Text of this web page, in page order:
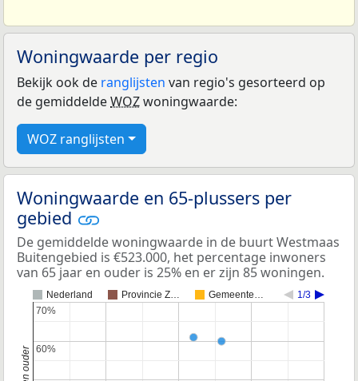
Woningwaarde per regio
Bekijk ook de ranglijsten van regio's gesorteerd op
de gemiddeldeWOZwoningwaarde:
WOZ ranglijsten
Woningwaarde en 65-plussers per
gebied
De gemiddelde woningwaarde in de buurt Westmaas
Buitengebied is €523.000, het percentage inwoners
van 65 jaar en ouder is 25% en er zijn 85 woningen.
Nederland Provincie Z… Gemeente… 1/3
60%
60%
70%
70%